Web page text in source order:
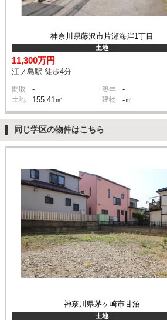
神奈川県藤沢市片瀬海岸1丁目
土地
11,300万円
江ノ島駅 徒歩4分
間取 - 築年 -
土地 155.41㎡ 建物 -㎡
同じ学区の物件はこちら
神奈川県茅ヶ崎市甘沼
土地